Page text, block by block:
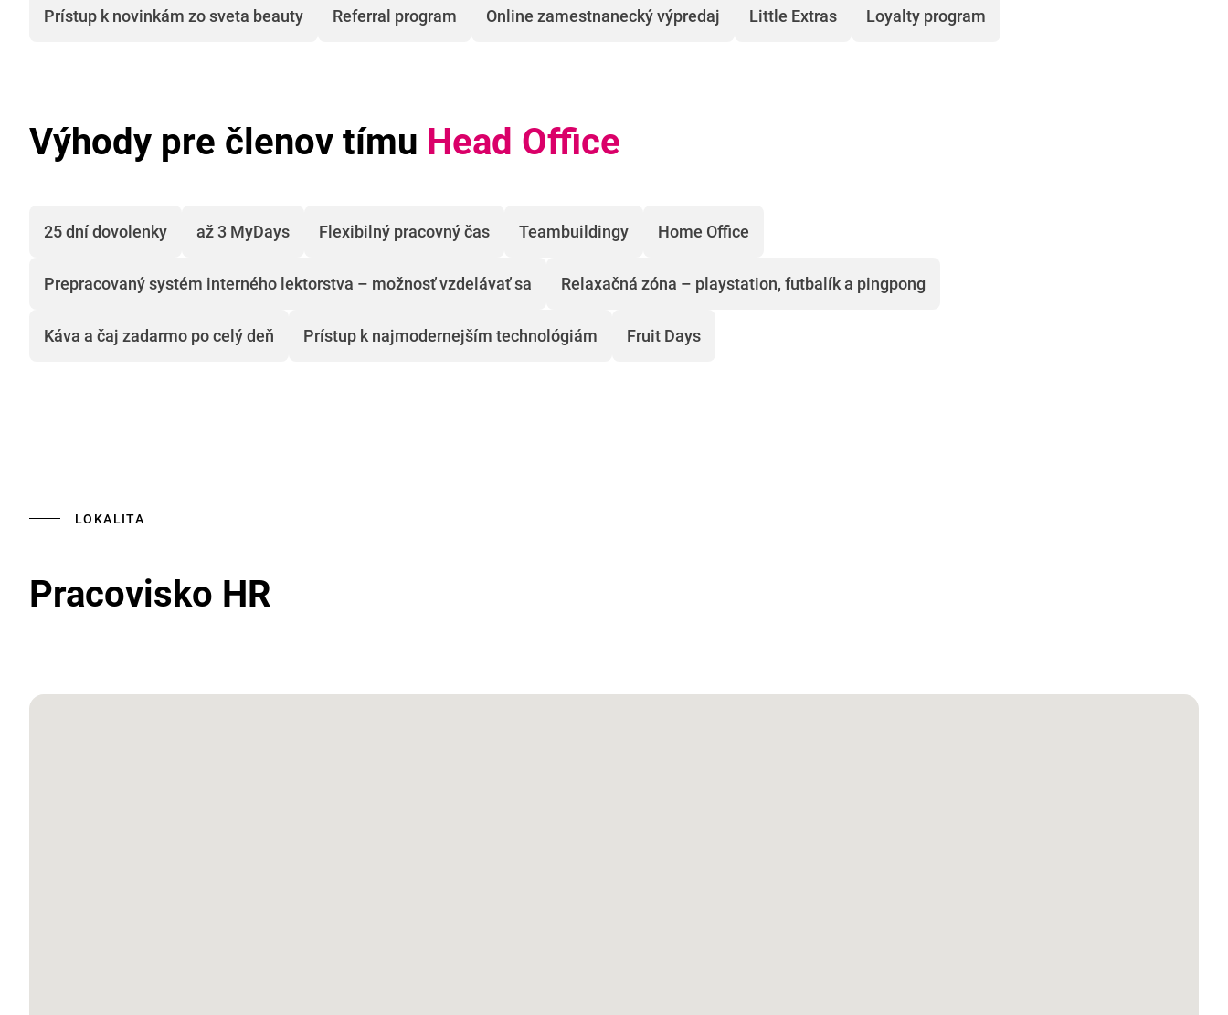
Prístup k novinkám zo sveta beauty Referral program Online zamestnanecký výpredaj Little Extras Loyalty program
Výhody pre členov tímu Head Office
25 dní dovolenky až 3 MyDays Flexibilný pracovný čas Teambuildingy Home Office
Prepracovaný systém interného lektorstva – možnosť vzdelávať sa Relaxačná zóna – playstation, futbalík a pingpong
Káva a čaj zadarmo po celý deň Prístup k najmodernejším technológiám Fruit Days
LOKALITA
Pracovisko HR